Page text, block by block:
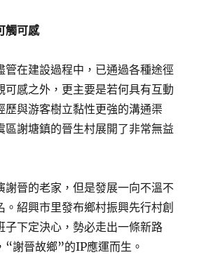
觸可感
管在建設過程中，已通過各種途徑
可感之外，更主要是若何具有互動
歷與游客樹立黏性更強的溝通渠
區謝塘鎮的晉生村展開了非常無益
謝晉的老家，但是發展一向不溫不
。紹興市里發布鄉村振興先行村創
子下定決心，勢必走出一條新路
“謝晉故鄉”的IP應運而生。